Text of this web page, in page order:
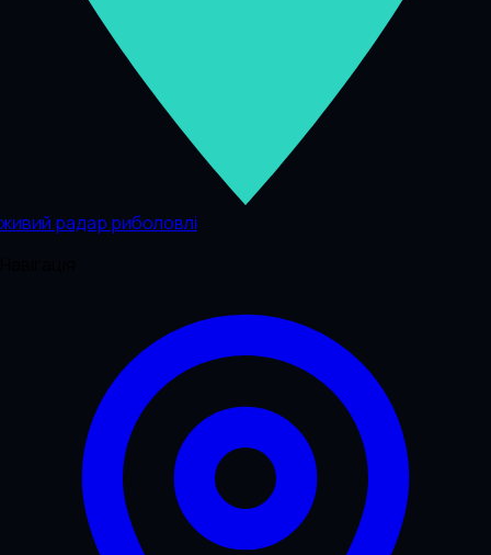
живий радар риболовлі